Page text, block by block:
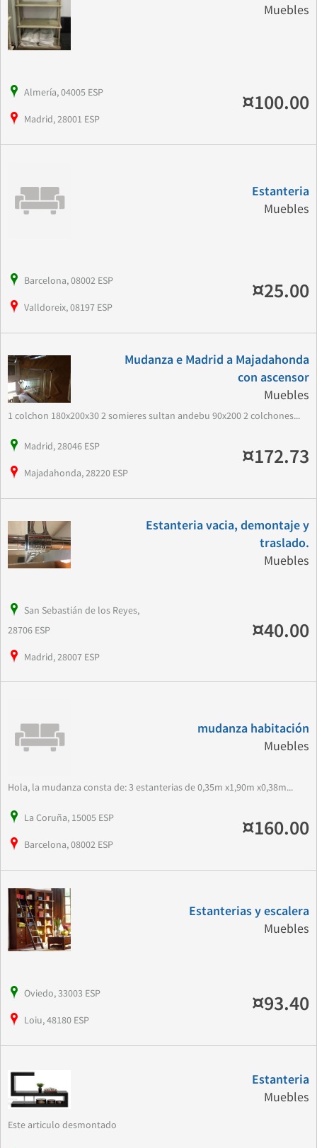
Muebles
Almería, 04005 ESP
Madrid, 28001 ESP
¤100.00
Estanteria
Muebles
Barcelona, 08002 ESP
Valldoreix, 08197 ESP
¤25.00
Mudanza e Madrid a Majadahonda
con ascensor
Muebles
1 colchon 180x200x30 2 somieres sultan andebu 90x200 2 colchones...
Madrid, 28046 ESP
Majadahonda, 28220 ESP
¤172.73
Estanteria vacia, demontaje y
traslado.
Muebles
San Sebastián de los Reyes,
28706 ESP
Madrid, 28007 ESP
¤40.00
mudanza habitación
Muebles
Hola, la mudanza consta de: 3 estanterias de 0,35m x1,90m x0,38m...
La Coruña, 15005 ESP
Barcelona, 08002 ESP
¤160.00
Estanterias y escalera
Muebles
Oviedo, 33003 ESP
Loiu, 48180 ESP
¤93.40
Estanteria
Muebles
Este articulo desmontado